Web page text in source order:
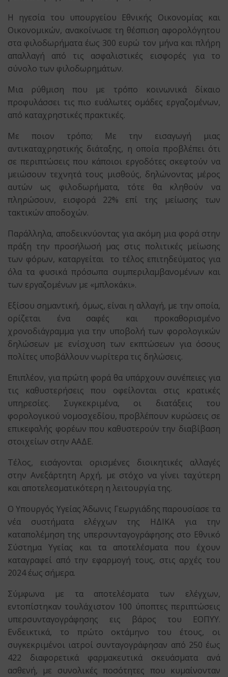
Η ηγεσία του υπουργείου Εθνικής Οικονομίας και
Οικονομικών, ανακοίνωσε τη θέσπιση αφορολόγητου
στα φιλοδωρήματα έως 300 ευρώ τον μήνα και πλήρη
απαλλαγή από τις ασφαλιστικές εισφορές για το
σύνολο των φιλοδωρημάτων.
Μια ρύθμιση που με τρόπο κοινωνικά δίκαιο
προφυλάσσει τις πιο ευάλωτες ομάδες εργαζομένων,
από καταχρηστικές πρακτικές.
Με ποιον τρόπο; Με την εισαγωγή μιας
αντικαταχρηστικής διάταξης, η οποία προβλέπει ότι
σε περιπτώσεις που κάποιοι εργοδότες σκεφτούν να
μειώσουν τεχνητά τους μισθούς, δηλώνοντας μέρος
αυτών ως φιλοδωρήματα, τότε θα κληθούν να
πληρώσουν, εισφορά 22% επί της μείωσης των
τακτικών αποδοχών.
Παράλληλα, αποδεικνύοντας για ακόμη μια φορά στην
πράξη την προσήλωσή μας στις πολιτικές μείωσης
των φόρων, καταργείται το τέλος επιτηδεύματος για
όλα τα φυσικά πρόσωπα συμπεριλαμβανομένων και
των εργαζομένων με «μπλοκάκι».
Εξίσου σημαντική, όμως, είναι η αλλαγή, με την οποία,
ορίζεται ένα σαφές και προκαθορισμένο
χρονοδιάγραμμα για την υποβολή των φορολογικών
δηλώσεων με ενίσχυση των εκπτώσεων για όσους
πολίτες υποβάλλουν νωρίτερα τις δηλώσεις.
Επιπλέον, για πρώτη φορά θα υπάρχουν συνέπειες για
τις καθυστερήσεις που οφείλονται στις κρατικές
υπηρεσίες. Συγκεκριμένα, οι διατάξεις του
φορολογικού νομοσχεδίου, προβλέπουν κυρώσεις σε
επικεφαλής φορέων που καθυστερούν την διαβίβαση
στοιχείων στην ΑΑΔΕ.
Τέλος, εισάγονται ορισμένες διοικητικές αλλαγές
στην Ανεξάρτητη Αρχή, με στόχο να γίνει ταχύτερη
και αποτελεσματικότερη η λειτουργία της.
Ο Υπουργός Υγείας Άδωνις Γεωργιάδης παρουσίασε τα
νέα συστήματα ελέγχων της ΗΔΙΚΑ για την
καταπολέμηση της υπερσυνταγογράφησης στο Εθνικό
Σύστημα Υγείας και τα αποτελέσματα που έχουν
καταγραφεί από την εφαρμογή τους, στις αρχές του
2024 έως σήμερα.
Σύμφωνα με τα αποτελέσματα των ελέγχων,
εντοπίστηκαν τουλάχιστον 100 ύποπτες περιπτώσεις
υπερσυνταγογράφησης εις βάρος του ΕΟΠΥΥ.
Ενδεικτικά, το πρώτο οκτάμηνο του έτους, οι
συγκεκριμένοι ιατροί συνταγογράφησαν από 250 έως
422 διαφορετικά φαρμακευτικά σκευάσματα ανά
ασθενή, με συνολικές ποσότητες που κυμαίνονταν